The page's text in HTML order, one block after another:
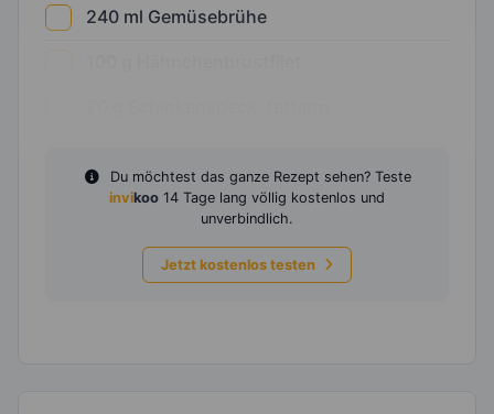
240 ml Gemüsebrühe
Du möchtest das ganze Rezept sehen? Teste
invikoo 14 Tage lang völlig kostenlos und
unverbindlich.
Jetzt kostenlos testen